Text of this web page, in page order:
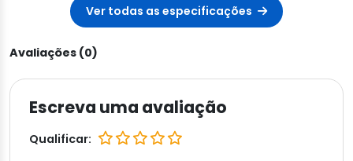
Ver todas as especificações
Avaliações (0)
Escreva uma avaliação
Qualificar: